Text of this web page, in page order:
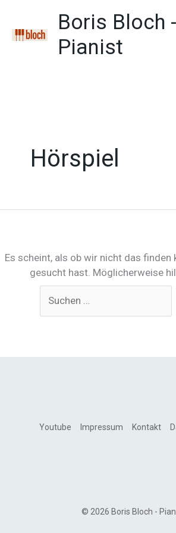
springen
Boris Bloch -
Pianist
Hörspiel
Es scheint, als ob wir nicht das finden
gesucht hast. Möglicherweise
nach:
Youtube Impressum Kontakt
© 2026 Boris Bloch -